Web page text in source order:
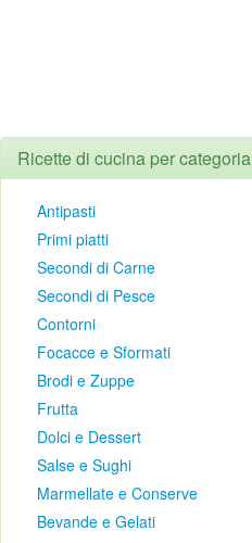
Ricette di cucina per categoria
Antipasti
Primi piatti
Secondi di Carne
Secondi di Pesce
Contorni
Focacce e Sformati
Brodi e Zuppe
Frutta
Dolci e Dessert
Salse e Sughi
Marmellate e Conserve
Bevande e Gelati